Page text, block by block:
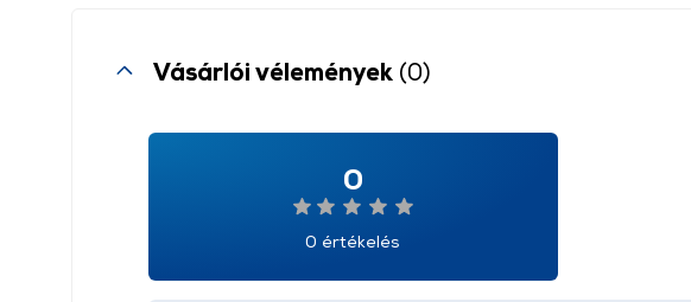
Vásárlói vélemények (0)
0
0 értékelés